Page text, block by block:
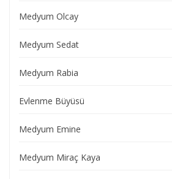
Medyum Olcay
Medyum Sedat
Medyum Rabia
Evlenme Büyüsü
Medyum Emine
Medyum Miraç Kaya